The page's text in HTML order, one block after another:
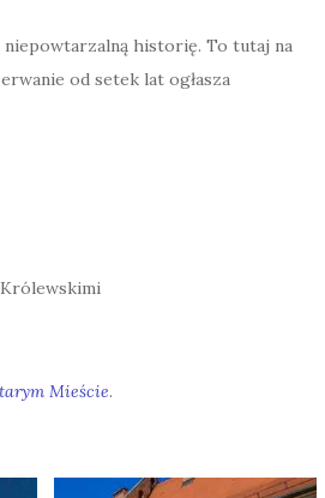
niepowtarzalną historię. To tutaj na
od setek lat ogłasza
Mieście.